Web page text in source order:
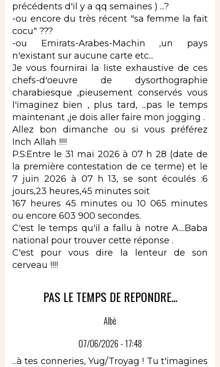
précédents d'il y a qq semaines ) ...?
-ou encore du très récent "sa femme la fait
cocu" ???
-ou Emirats-Arabes-Machin ,un pays
n'existant sur aucune carte etc...
Je vous fournirai la liste exhaustive de ces
chefs-d'oeuvre de dysorthographie
charabiesque ,pieusement conservés vous
l'imaginez bien , plus tard, ...pas le temps
maintenant ,je dois aller faire mon jogging .
Allez bon dimanche ou si vous préférez
Inch Allah !!!!
P.S:Entre le 31 mai 2026 à 07 h 28 (date de
la première contestation de ce terme) et le
7 juin 2026 à 07 h 13, se sont écoulés :6
jours,23 heures,45 minutes soit
167 heures 45 minutes ou 10 065 minutes
ou encore 603 900 secondes.
C'est le temps qu'il a fallu à notre A....Baba
national pour trouver cette réponse .
C'est pour vous dire la lenteur de son
cerveau !!!!
PAS LE TEMPS DE REPONDRE...
Albè
07/06/2026 - 17:48
...à tes conneries, Yug/Troyag ! Tu t'imagines